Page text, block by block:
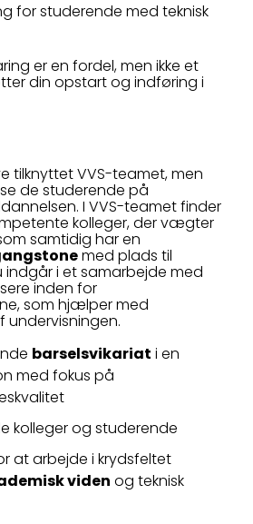
for studerende med teknisk
er en fordel, men ikke et
din opstart og indføring i
tilknyttet VVS-teamet, men
de studerende på
I VVS-teamet finder
kolleger, der vægter
samtidig har en
med plads til
indgår i et samarbejde med
inden for
som hjælper med
barselsvikariat i en
med fokus på
kolleger og studerende
at arbejde i krydsfeltet
viden og teknisk